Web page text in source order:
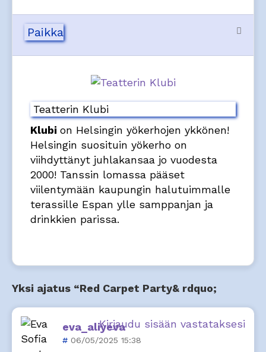
Paikka
Teatterin Klubi
Klubi on Helsingin yökerhojen ykkönen!
Helsingin suosituin yökerho on
viihdyttänyt juhlakansaa jo vuodesta
2000! Tanssin lomassa pääset
viilentymään kaupungin halutuimmalle
terassille Espan ylle samppanjan ja
drinkkien parissa.
Yksi ajatus “Red Carpet Party& rdquo;
eva_aliyeva
06/05/2025 15:38
Kirjaudu sisään vastataksesi